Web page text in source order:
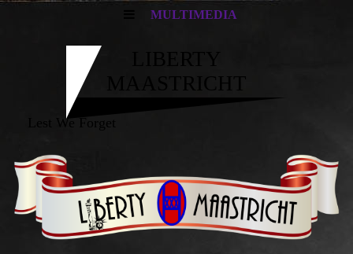
MULTIMEDIA
LIBERTY
MAASTRICHT
Lest We Forget